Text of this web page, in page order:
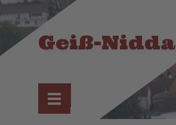
Direkt zum Seiteninhalt
Geiß-Nidda
Menü überspringen